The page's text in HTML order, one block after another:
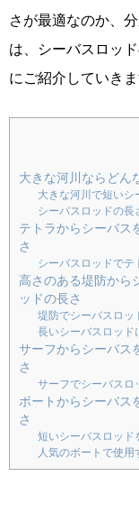
さが最適なのか、
は、シーバスロッ
にご紹介していきま
大きな河川ならどん
大きな河川で短いシ
シーバスロッドの長
テトラからシーバス
さ
シーバスロッドでテ
高さのある堤防から
ッドの長さ
堤防でシーバスロッ
長いシーバスロッド
サーフからシーバス
さ
サーフでシーバスロ
ボートからシーバス
さ
短いシーバスロッド
人気のボートで使